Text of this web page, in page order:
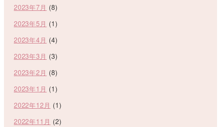
2023年7月 (8)
2023年5月 (1)
2023年4月 (4)
2023年3月 (3)
2023年2月 (8)
2023年1月 (1)
2022年12月 (1)
2022年11月 (2)